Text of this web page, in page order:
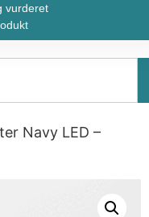
vurderet
Navy LED –